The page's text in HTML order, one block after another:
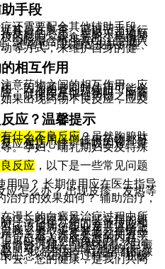
手段
还需要配合其他辅助手段。
其是在夏季。可以适当进行
良好的心态，积极乐观地面
的影响。饮食方面，均衡营
少吃富含维生素C(注意摄入
患者也可以通过皮肤护理、
等方式，来维护自身的健
相互作用
意药物之间的相互作用。应
，因为两者同时使用可能会
。在使用其他药物时，应告
，以便医生评估药物之间的
果出现药物不良反应，应及
应？温馨提示
什么不良反应？虽然胸腺肽
一定作用，但任何药物都可
应包括心悸、呼吸困难、晕
。孕妇、哺乳期妇女及特殊
反应 ，以下是一些常见问题
用吗？ 长期使用应在医生指导
应怎么办？ 出现皮疹、发热等
治疗的效果如何？ 辅助治疗，
漫长的白癜风治疗过程中所
疗，我愿分享一些实用的建
，请记住，您的专业技能和
应该成为您职业发展道路上
我，勇敢追逐梦想。在情感
密关系，许多患者都拥有幸
，总有人会欣赏您的内在。
可以增强您的免疫力，对治
曾告诉我：“虽然我得了白癜
面对，现在病情控制的很
。”我希望每一位患者都能像
心态，在治疗过程中，积极
去。您的健康，是我们共同